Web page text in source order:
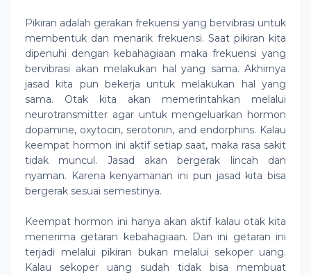
Pikiran adalah gerakan frekuensi yang bervibrasi untuk
membentuk dan menarik frekuensi. Saat pikiran kita
dipenuhi dengan kebahagiaan maka frekuensi yang
bervibrasi akan melakukan hal yang sama. Akhirnya
jasad kita pun bekerja untuk melakukan hal yang
sama. Otak kita akan memerintahkan melalui
neurotransmitter agar untuk mengeluarkan hormon
dopamine, oxytocin, serotonin, and endorphins. Kalau
keempat hormon ini aktif setiap saat, maka rasa sakit
tidak muncul. Jasad akan bergerak lincah dan
nyaman. Karena kenyamanan ini pun jasad kita bisa
bergerak sesuai semestinya.
Keempat hormon ini hanya akan aktif kalau otak kita
menerima getaran kebahagiaan. Dan ini getaran ini
terjadi melalui pikiran bukan melalui sekoper uang.
Kalau sekoper uang sudah tidak bisa membuat